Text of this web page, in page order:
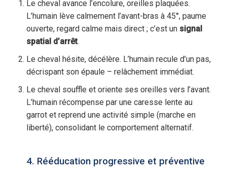
Le cheval avance l’encolure, oreilles plaquées.
L’humain lève calmement l’avant-bras à 45°, paume
ouverte, regard calme mais direct ; c’est un signal
spatial d’arrêt.
Le cheval hésite, décélère. L’humain recule d’un pas,
décrispant son épaule – relâchement immédiat.
Le cheval souffle et oriente ses oreilles vers l’avant.
L’humain récompense par une caresse lente au
garrot et reprend une activité simple (marche en
liberté), consolidant le comportement alternatif.
4. Rééducation progressive et préventive